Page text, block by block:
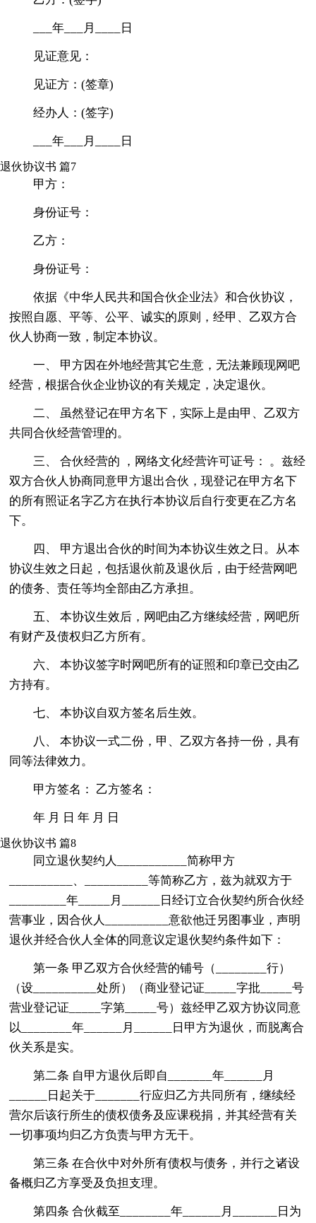
___年___月____日
见证意见：
见证方：(签章)
经办人：(签字)
___年___月____日
退伙协议书 篇7
甲方：
身份证号：
乙方：
身份证号：
依据《中华人民共和国合伙企业法》和合伙协议，
按照自愿、平等、公平、诚实的原则，经甲、乙双方合
伙人协商一致，制定本协议。
一、 甲方因在外地经营其它生意，无法兼顾现网吧
经营，根据合伙企业协议的有关规定，决定退伙。
二、 虽然登记在甲方名下，实际上是由甲、乙双方
共同合伙经营管理的。
三、 合伙经营的 ，网络文化经营许可证号： 。兹经
双方合伙人协商同意甲方退出合伙，现登记在甲方名下
的所有照证名字乙方在执行本协议后自行变更在乙方名
下。
四、 甲方退出合伙的时间为本协议生效之日。从本
协议生效之日起，包括退伙前及退伙后，由于经营网吧
的债务、责任等均全部由乙方承担。
五、 本协议生效后，网吧由乙方继续经营，网吧所
有财产及债权归乙方所有。
六、 本协议签字时网吧所有的证照和印章已交由乙
方持有。
七、 本协议自双方签名后生效。
八、 本协议一式二份，甲、乙双方各持一份，具有
同等法律效力。
甲方签名： 乙方签名：
年 月 日 年 月 日
退伙协议书 篇8
同立退伙契约人___________简称甲方
__________、__________等简称乙方，兹为就双方于
_________年_____月______日经订立合伙契约所合伙经
营事业，因合伙人__________意欲他迁另图事业，声明
退伙并经合伙人全体的同意议定退伙契约条件如下：
第一条 甲乙双方合伙经营的铺号（________行）
（设__________处所）（商业登记证_____字批_____号
营业登记证_____字第_____号）兹经甲乙双方协议同意
以________年______月______日甲方为退伙，而脱离合
伙关系是实。
第二条 自甲方退伙后即自_______年______月
______日起关于_______行应归乙方共同所有，继续经
营尔后该行所生的债权债务及应课税捐，并其经营有关
一切事项均归乙方负责与甲方无干。
第三条 在合伙中对外所有债权与债务，并行之诸设
备概归乙方享受及负担支理。
第四条 合伙截至________年______月_______日为